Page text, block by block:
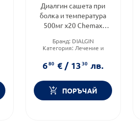
Диалгин сашета при
болка и температура
500мг х20 Chemax
Бранд: DIALGIN
Категория: Лечение и
Форма на продукта:
680 € / 1330 лв.
ПОРЪЧАЙ